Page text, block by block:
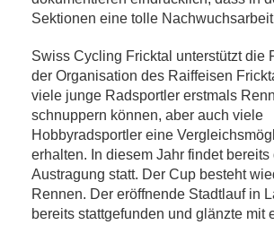
Sektionen eine tolle
Swiss Cycling Fricktal unterstützt die
der Organisation des Raiffeisen
viele junge Radsportler erstmals
schnuppern können, aber auch viele
Hobbyradsportler eine
erhalten. In diesem Jahr findet bereits
Austragung statt. Der Cup besteht
Rennen. Der eröffnende Stadtlauf in
bereits stattgefunden und glänzte mit